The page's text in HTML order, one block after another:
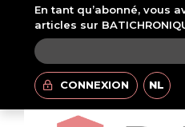
En tant qu’abonné, vous
articles sur
CONNEXION NL